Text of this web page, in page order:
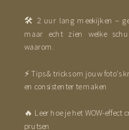
🛠️ 2 uur lang meekijken –
maar echt zien welke
waarom.
⚡ Tips & tricks om jouw foto's
en consistenter te maken
🔥 Leer hoe je het WOW-effect
prutsen